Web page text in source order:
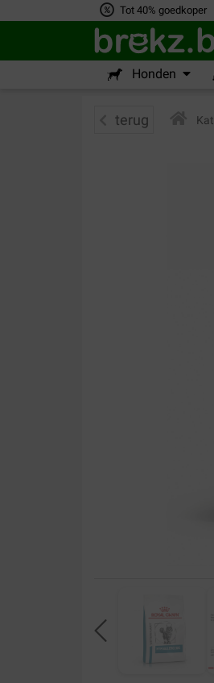
Tot 40% goedkoper
Honden
terug Kat